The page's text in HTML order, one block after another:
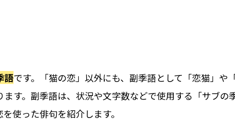
語です。「猫の恋」以外にも、副季語として「恋猫」や
す。副季語は、状況や文字数などで使用する「サブの
使った俳句を紹介します。